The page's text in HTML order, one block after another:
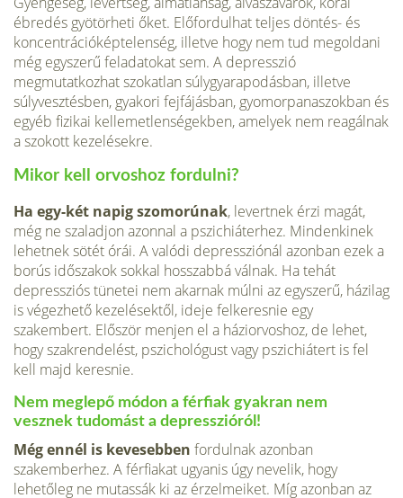
ébredés gyötörheti őket. Előfordulhat teljes döntés- és
koncentrációképtelenség, illetve hogy nem tud megoldani
még egyszerű feladatokat sem. A depresszió
megmutatkozhat szokatlan súlygyarapodásban, illetve
súlyvesztésben, gyakori fejfájásban, gyomorpanaszokban és
egyéb fizikai kellemetlenségekben, amelyek nem reagálnak
a szokott kezelésekre.
Mikor kell orvoshoz fordulni?
Ha egy-két napig szomorúnak, levertnek érzi magát,
még ne szaladjon azonnal a pszichiáterhez. Mindenkinek
lehetnek sötét órái. A valódi depressziónál azonban ezek a
borús időszakok sokkal hosszabbá válnak. Ha tehát
depressziós tünetei nem akarnak múlni az egyszerű, házilag
is végezhető kezelésektől, ideje felkeresnie egy
szakembert. Először menjen el a háziorvoshoz, de lehet,
hogy szakrendelést, pszichológust vagy pszichiátert is fel
kell majd keresnie.
Nem meglepő módon a férfiak gyakran nem
vesznek tudomást a depresszióról!
Még ennél is kevesebben fordulnak azonban
szakemberhez. A férfiakat ugyanis úgy nevelik, hogy
lehetőleg ne mutassák ki az érzelmeiket. Míg azonban az